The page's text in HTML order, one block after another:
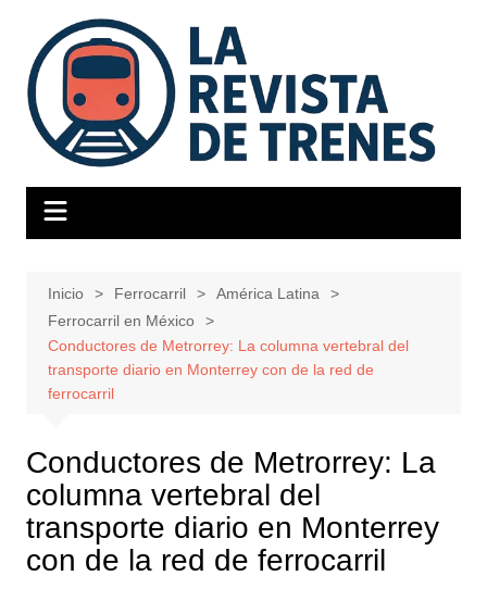
contenido
Inicio Ferrocarril
América Latina
Ferrocarril en México
Conductores de Metrorrey: La columna vertebral del
transporte diario en Monterrey con de la red de
ferrocarril
Conductores de Metrorrey: La
columna vertebral del
transporte diario en Monterrey
con de la red de ferrocarril